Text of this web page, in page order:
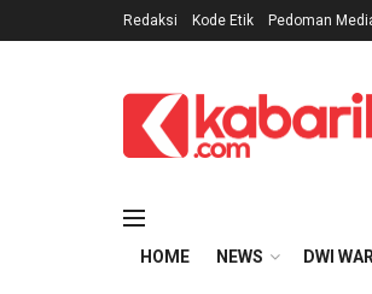
Redaksi Kode Etik Pedoman
HOME NEWS DWI